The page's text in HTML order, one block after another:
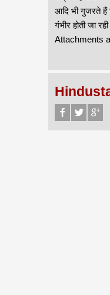
आदि भी गुजरते हैं
गंभीर होती जा
Attachments